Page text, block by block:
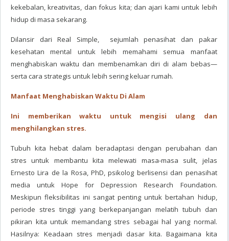
kekebalan, kreativitas, dan fokus kita; dan ajari kami untuk lebih
hidup di masa sekarang.
Dilansir dari Real Simple, sejumlah penasihat dan pakar
kesehatan mental untuk lebih memahami semua manfaat
menghabiskan waktu dan membenamkan diri di alam bebas—
serta cara strategis untuk lebih sering keluar rumah.
Manfaat Menghabiskan Waktu Di Alam
Ini memberikan waktu untuk mengisi ulang dan
menghilangkan stres.
Tubuh kita hebat dalam beradaptasi dengan perubahan dan
stres untuk membantu kita melewati masa-masa sulit, jelas
Ernesto Lira de la Rosa, PhD, psikolog berlisensi dan penasihat
media untuk Hope for Depression Research Foundation.
Meskipun fleksibilitas ini sangat penting untuk bertahan hidup,
periode stres tinggi yang berkepanjangan melatih tubuh dan
pikiran kita untuk memandang stres sebagai hal yang normal.
Hasilnya: Keadaan stres menjadi dasar kita. Bagaimana kita